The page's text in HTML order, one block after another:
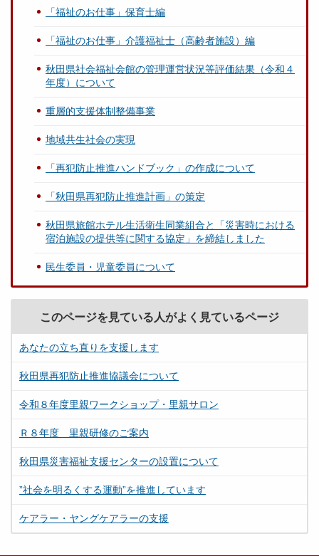
「福祉のお仕事」保育士編
「福祉のお仕事」介護福祉士（高齢者施設）編
秋田県社会福祉会館の管理運営状況等評価結果（令和４
年度）について
重層的支援体制整備事業
地域共生社会の実現
「再犯防止推進ハンドブック」の作成について
「秋田県再犯防止推進計画」の策定
秋田県旅館ホテル生活衛生同業組合と「災害時における
宿泊施設の提供等に関する協定」を締結しました
民生委員・児童委員について
このページを見ている人がよく見ているページ
あなたの立ち直りを支援します
秋田県再犯防止推進協議会について
令和８年度里親ワークショップ・里親サロン
Ｒ８年度 里親研修のご案内
秋田県災害福祉支援センターの設置について
”社会を明るくする運動”を推進しています
ケアラー・ヤングケアラーの支援